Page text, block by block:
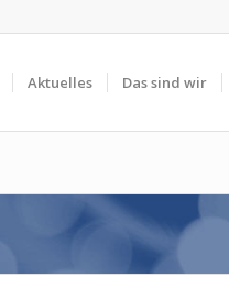
Aktuelles Das sind wir